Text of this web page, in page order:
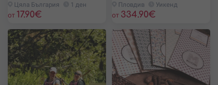
Цяла България 1 ден
от 17.90€
Пловдив Уикенд
от 334.90€